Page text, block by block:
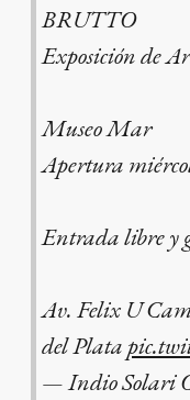
BRUTTO
Exposición de
Museo Mar
Apertura
Entrada libre y
Av. Felix U
del Plata
— Indio Solari